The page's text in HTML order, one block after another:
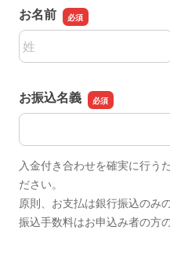
お名前
名前の姓
お振込名義
お振込名義
入金付き合わせを確実に行う
ださい。
原則、お支払は銀行振込のみ
振込手数料はお申込み者の方